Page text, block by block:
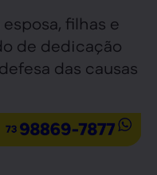
filhas e
de dedicação
das causas